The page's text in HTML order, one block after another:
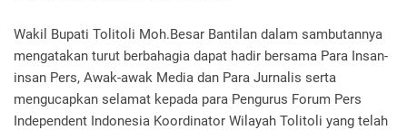
Wakil Bupati Tolitoli Moh.Besar Bantilan dalam sambutannya
mengatakan turut berbahagia dapat hadir bersama Para Insan-
insan Pers, Awak-awak Media dan Para Jurnalis serta
mengucapkan selamat kepada para Pengurus Forum Pers
Independent Indonesia Koordinator Wilayah Tolitoli yang telah